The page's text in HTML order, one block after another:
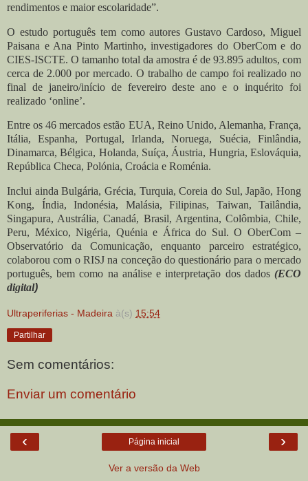
rendimentos e maior escolaridade”.
O estudo português tem como autores Gustavo Cardoso, Miguel
Paisana e Ana Pinto Martinho, investigadores do OberCom e do
CIES-ISCTE. O tamanho total da amostra é de 93.895 adultos, com
cerca de 2.000 por mercado. O trabalho de campo foi realizado no
final de janeiro/início de fevereiro deste ano e o inquérito foi
realizado ‘online’.
Entre os 46 mercados estão EUA, Reino Unido, Alemanha, França,
Itália, Espanha, Portugal, Irlanda, Noruega, Suécia, Finlândia,
Dinamarca, Bélgica, Holanda, Suíça, Áustria, Hungria, Eslováquia,
República Checa, Polónia, Croácia e Roménia.
Inclui ainda Bulgária, Grécia, Turquia, Coreia do Sul, Japão, Hong
Kong, Índia, Indonésia, Malásia, Filipinas, Taiwan, Tailândia,
Singapura, Austrália, Canadá, Brasil, Argentina, Colômbia, Chile,
Peru, México, Nigéria, Quénia e África do Sul. O OberCom –
Observatório da Comunicação, enquanto parceiro estratégico,
colaborou com o RISJ na conceção do questionário para o mercado
português, bem como na análise e interpretação dos dados (ECO
digital)
Ultraperiferias - Madeira à(s) 15:54
Partilhar
Sem comentários:
Enviar um comentário
‹ ›
Página inicial
Ver a versão da Web